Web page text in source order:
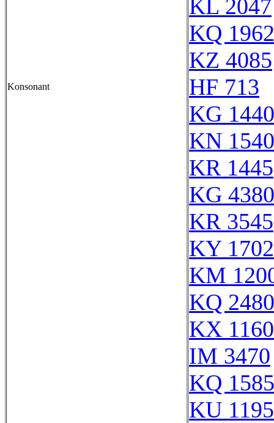
Konsonant
KL 2047
KQ 1962
KZ 4085
HF 713
KG 1440
KN 1540
KR 1445
KG 4380
KR 3545
KY 1702
KM
KQ 2480
KX 1160
IM 3470
KQ 1585
KU 1195